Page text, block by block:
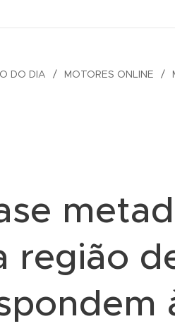
DO DIA MOTORES ONLINE
região